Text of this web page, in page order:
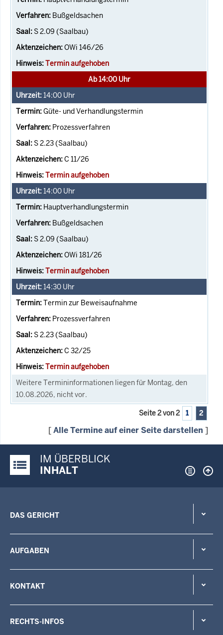
Bußgeldsachen
S 2.09 (Saalbau)
OWi 146/26
Termin aufgehoben
Ab 14:00 Uhr
14:00 Uhr
Güte- und Verhandlungstermin
Prozessverfahren
S 2.23 (Saalbau)
C 11/26
Termin aufgehoben
14:00 Uhr
Hauptverhandlungstermin
Bußgeldsachen
S 2.09 (Saalbau)
OWi 181/26
Termin aufgehoben
14:30 Uhr
Termin zur Beweisaufnahme
Prozessverfahren
S 2.23 (Saalbau)
C 32/25
Termin aufgehoben
Weitere Termininformationen liegen für Montag, den
10.08.2026, nicht vor.
Seite 2 von 2 1 2
[Alle Termine auf einer Seite darstellen ]
Justiz-Portal im Überblick:
IM ÜBERBLICK
INHALT
DAS GERICHT
AUFGABEN
KONTAKT
RECHTS-INFOS